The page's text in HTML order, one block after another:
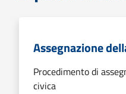
Assegnazione
Procedimento di
civica